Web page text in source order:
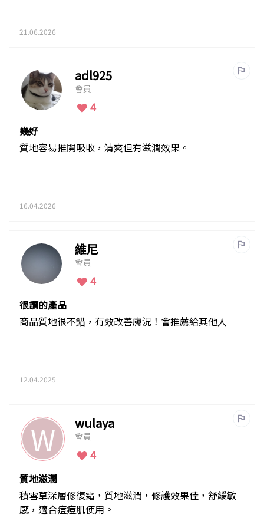
21.06.2026
adl925
會員
4
幾好
質地容易推開吸收，清爽但有滋潤效果。
16.04.2026
維尼
會員
4
很讚的產品
商品質地很不錯，有效改善膚況！會推薦給其他人
12.04.2025
W wulaya
會員
4
質地滋潤
積雪草深層修復霜，質地滋潤，修護效果佳，舒緩敏
感，適合痘痘肌使用。